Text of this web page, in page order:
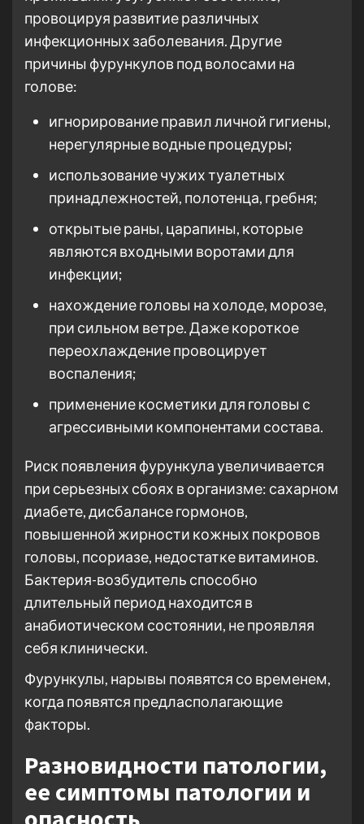
провоцируя развитие различных
инфекционных заболевания. Другие
причины фурункулов под волосами на
голове:
игнорирование правил личной гигиены,
нерегулярные водные процедуры;
использование чужих туалетных
принадлежностей, полотенца, гребня;
открытые раны, царапины, которые
являются входными воротами для
инфекции;
нахождение головы на холоде, морозе,
при сильном ветре. Даже короткое
переохлаждение провоцирует
воспаления;
применение косметики для головы с
агрессивными компонентами состава.
Риск появления фурункула увеличивается
при серьезных сбоях в организме: сахарном
диабете, дисбалансе гормонов,
повышенной жирности кожных покровов
головы, псориазе, недостатке витаминов.
Бактерия-возбудитель способно
длительный период находится в
анабиотическом состоянии, не проявляя
себя клинически.
Фурункулы, нарывы появятся со временем,
когда появятся предласполагающие
факторы.
Разновидности патологии,
ее симптомы патологии и